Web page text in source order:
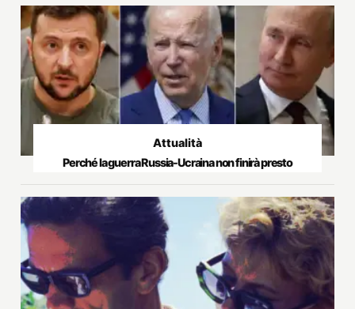
Attualità
Perché la guerra Russia-Ucraina non finirà presto